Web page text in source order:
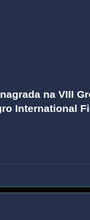
na VIII
International